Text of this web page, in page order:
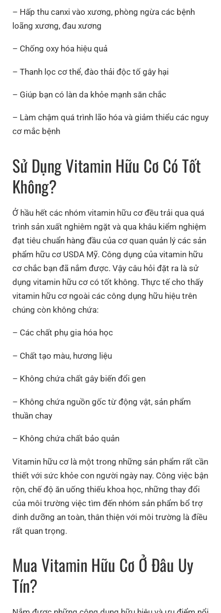
– Hấp thu canxi vào xương, phòng ngừa các bệnh
loãng xương, đau xương
– Chống oxy hóa hiệu quả
– Thanh lọc cơ thể, đào thải độc tố gây hại
– Giúp bạn có làn da khỏe mạnh săn chắc
– Làm chậm quá trình lão hóa và giảm thiểu các nguy
cơ mắc bệnh
Sử Dụng Vitamin Hữu Cơ Có Tốt
Không?
Ở hầu hết các nhóm vitamin hữu cơ đều trải qua quá
trình sản xuất nghiêm ngặt và qua khâu kiểm nghiệm
đạt tiêu chuẩn hàng đầu của cơ quan quản lý các sản
phẩm hữu cơ USDA Mỹ. Công dụng của vitamin hữu
cơ chắc bạn đã nắm được. Vậy câu hỏi đặt ra là sử
dụng vitamin hữu cơ có tốt không. Thực tế cho thấy
vitamin hữu cơ ngoài các công dụng hữu hiệu trên
chúng còn không chứa:
– Các chất phụ gia hóa học
– Chất tạo màu, hương liệu
– Không chứa chất gây biến đổi gen
– Không chứa nguồn gốc từ động vật, sản phẩm
thuần chay
– Không chứa chất bảo quản
Vitamin hữu cơ là một trong những sản phẩm rất cần
thiết với sức khỏe con người ngày nay. Công việc bận
rộn, chế độ ăn uống thiếu khoa học, những thay đổi
của môi trường việc tìm đến nhóm sản phẩm bổ trợ
dinh dưỡng an toàn, thân thiện với môi trường là điều
rất quan trọng.
Mua Vitamin Hữu Cơ Ở Đâu Uy
Tín?